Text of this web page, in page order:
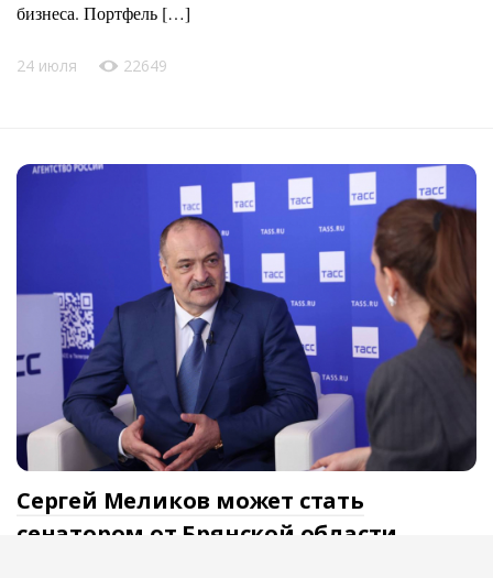
бизнеса. Портфель […]
24 июля 22649
Сергей Меликов может стать
сенатором от Брянской области